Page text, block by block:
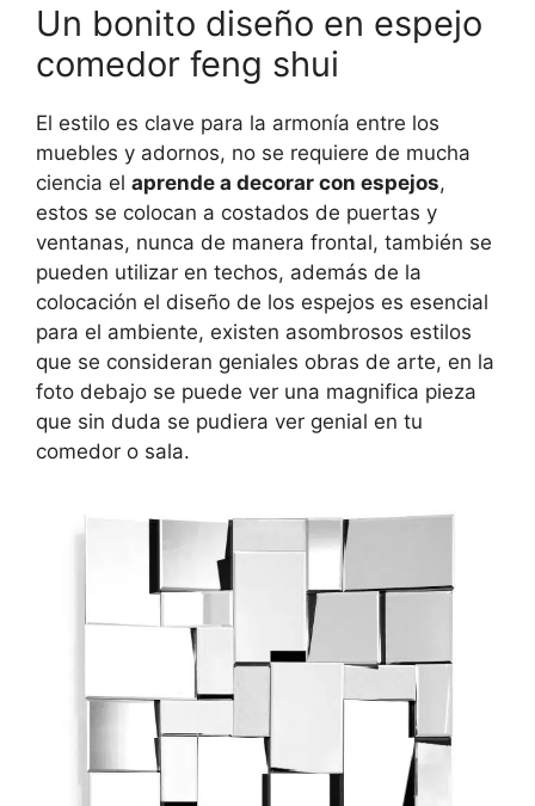
Un bonito diseño en espejo
comedor feng shui
El estilo es clave para la armonía entre los
muebles y adornos, no se requiere de mucha
ciencia el aprende a decorar con espejos,
estos se colocan a costados de puertas y
ventanas, nunca de manera frontal, también se
pueden utilizar en techos, además de la
colocación el diseño de los espejos es esencial
para el ambiente, existen asombrosos estilos
que se consideran geniales obras de arte, en la
foto debajo se puede ver una magnifica pieza
que sin duda se pudiera ver genial en tu
comedor o sala.